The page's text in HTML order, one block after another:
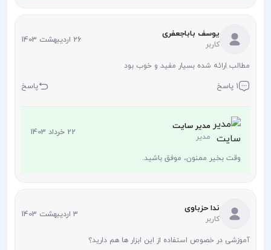
یوسف باباجعفری
کاربر 26 اردیبهشت 1403
مطالب ارائه شده بسیار مفید و خوب بود
1 پاسخ پاسخ
مدیر سایت
مدیر 22 خرداد 1403
وقت بخیر ممنون، موفق باشید.
ندا حزباوی
کاربر 3 اردیبهشت 1403
آموزشی در خصوص استفاده از این ابزار ها هم دارید؟